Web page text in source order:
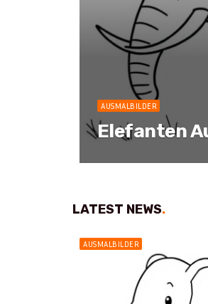
AUSMALBILDER
Elefanten
LATEST NEWS.
AUSMALBILDER